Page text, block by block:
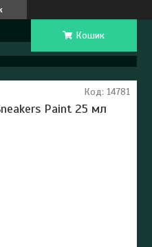
Кошик
Paint 25 мл
Код: 14781